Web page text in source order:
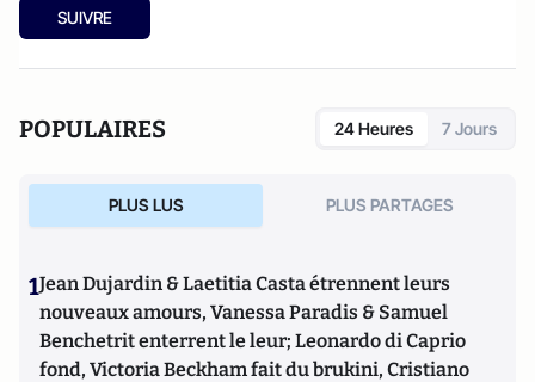
consacrés à la politique étrangère et à la papauté
(L’Héritage de Benoît XVI, Ces 12 papes qui ont bouleversé le
SUIVRE
POPULAIRES 24 Heures 7 Jours
PLUS LUS PLUS PARTAGES
1Jean Dujardin & Laetitia Casta étrennent leurs
nouveaux amours, Vanessa Paradis & Samuel
Benchetrit enterrent le leur; Leonardo di Caprio
fond, Victoria Beckham fait du brukini, Cristiano